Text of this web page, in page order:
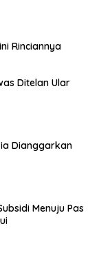
Rinciannya
Ditelan Ular
Dianggarkan
Menuju Pas